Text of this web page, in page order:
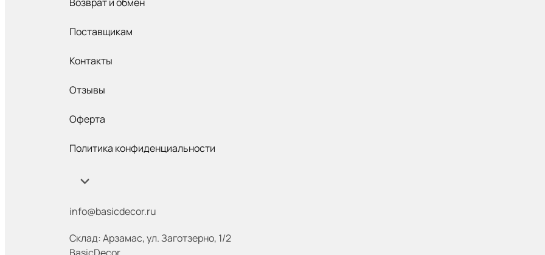
Поставщикам
Контакты
Отзывы
Оферта
Политика конфиденциальности
info@basicdecor.ru
Склад: Арзамас,ул. Заготзерно, 1/2